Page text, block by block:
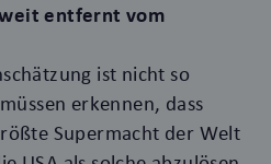
entfernt vom
ist nicht so
erkennen, dass
Supermacht der Welt